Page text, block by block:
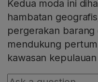
Kedua moda ini
hambatan
pergerakan barang
mendukung
kawasan